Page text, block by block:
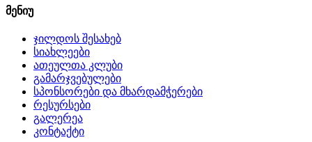
მენიუ
ჯილდოს შესახებ
სიახლეები
ათეულთა კლუბი
გამარჯვებულები
სპონსორები და მხარდამჭერები
რესურსები
გალერეა
კონტაქტი